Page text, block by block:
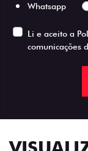
Whatsapp
Li e aceito a
comunicações